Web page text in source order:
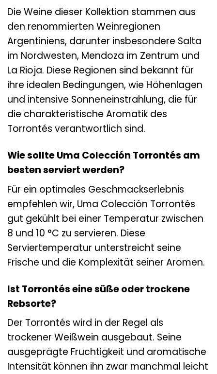
Die Weine dieser Kollektion stammen aus
den renommierten Weinregionen
Argentiniens, darunter insbesondere Salta
im Nordwesten, Mendoza im Zentrum und
La Rioja. Diese Regionen sind bekannt für
ihre idealen Bedingungen, wie Höhenlagen
und intensive Sonneneinstrahlung, die für
die charakteristische Aromatik des
Torrontés verantwortlich sind.
Wie sollte Uma Colección Torrontés am
besten serviert werden?
Für ein optimales Geschmackserlebnis
empfehlen wir, Uma Colección Torrontés
gut gekühlt bei einer Temperatur zwischen
8 und 10 °C zu servieren. Diese
Serviertemperatur unterstreicht seine
Frische und die Komplexität seiner Aromen.
Ist Torrontés eine süße oder trockene
Rebsorte?
Der Torrontés wird in der Regel als
trockener Weißwein ausgebaut. Seine
ausgeprägte Fruchtigkeit und aromatische
Intensität können ihn zwar manchmal leicht